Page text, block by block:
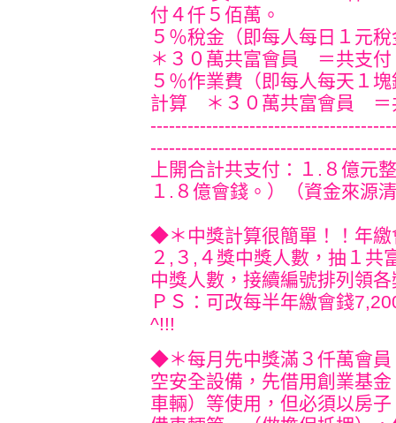
付４仟５佰萬。
５％稅金（即每人每日１
＊３０萬共富會員 ＝共支付
５％作業費（即每人每天１
計算 ＊３０萬共富會員 ＝
上開合計共支付：１.８億元
１.８億會錢。）（資金
◆＊中獎計算很簡單！！年
２,３,４獎中獎人數，抽１共
中獎人數，接續編號排列領各
ＰＳ：可改每半年繳會錢
^!!!
◆＊每月先中獎滿３仟萬會
空安全設備，先借用創業基
車輛）等使用，但必須以房